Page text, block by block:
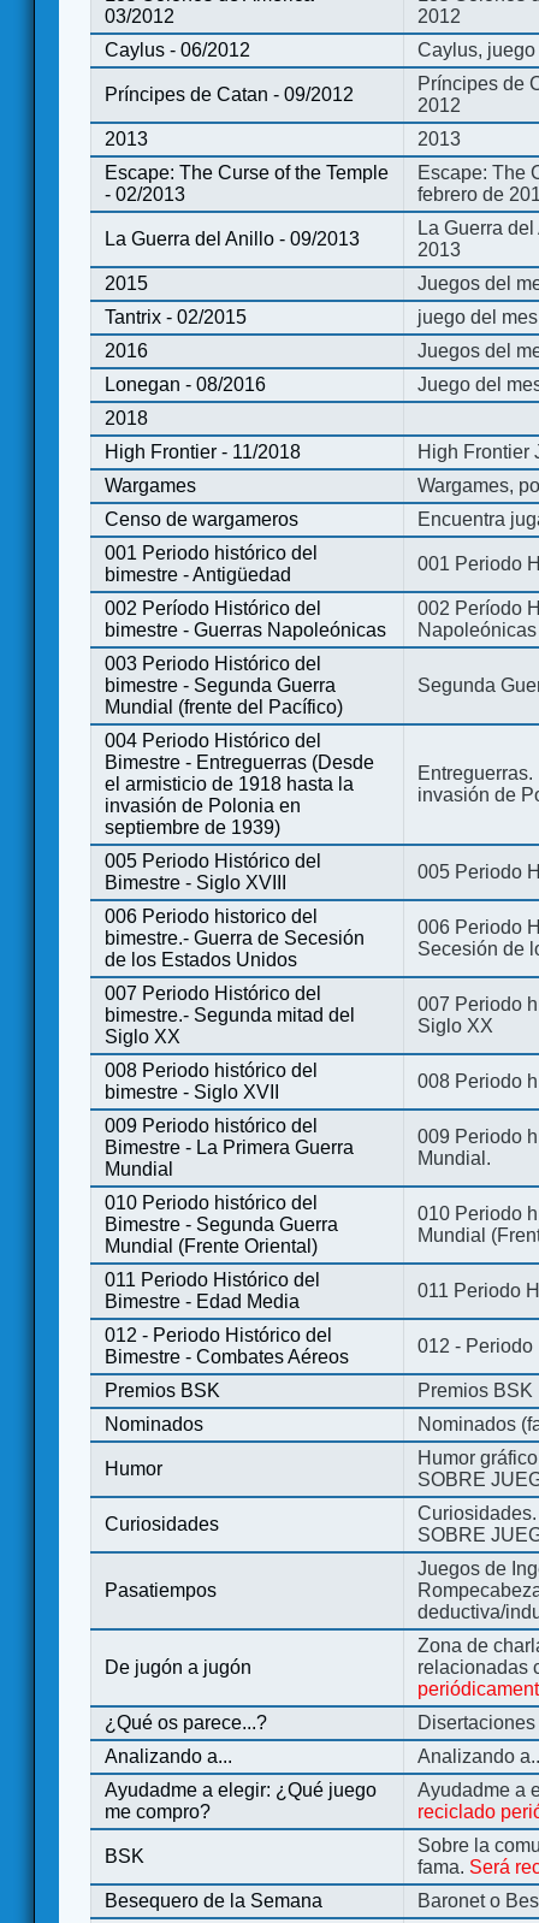
03/2012
2012
Caylus - 06/2012
Caylus,
Príncipes de Catan - 09/2012
Príncipes de
2012
2013
2013
Escape: The Curse of the Temple
- 02/2013
Escape: The
febrero de
La Guerra del Anillo - 09/2013
La Guerra
2013
2015
Juegos del
Tantrix - 02/2015
juego del
2016
Juegos del
Lonegan - 08/2016
Juego del
2018
High Frontier - 11/2018
High Frontier
Wargames
Wargames,
Censo de wargameros
Encuentra
001 Periodo histórico del
bimestre - Antigüedad
001 Periodo
002 Período Histórico del
bimestre - Guerras Napoleónicas
002 Período
Napoleónicas
003 Periodo Histórico del
bimestre - Segunda Guerra
Mundial (frente del Pacífico)
Segunda
004 Periodo Histórico del
Bimestre - Entreguerras (Desde
el armisticio de 1918 hasta la
invasión de Polonia en
septiembre de 1939)
invasión de
005 Periodo Histórico del
Bimestre - Siglo XVIII
005 Periodo
006 Periodo historico del
bimestre.- Guerra de Secesión
de los Estados Unidos
006 Periodo
Secesión de
007 Periodo Histórico del
bimestre.- Segunda mitad del
Siglo XX
007 Periodo
Siglo XX
008 Periodo histórico del
bimestre - Siglo XVII
008 Periodo
009 Periodo histórico del
Bimestre - La Primera Guerra
Mundial
009 Periodo
Mundial.
010 Periodo histórico del
Bimestre - Segunda Guerra
Mundial (Frente Oriental)
010 Periodo
Mundial
011 Periodo Histórico del
Bimestre - Edad Media
011 Periodo
012 - Periodo Histórico del
Bimestre - Combates Aéreos
012 - Periodo
Premios BSK
Premios BSK
Nominados
Nominados
Humor
Humor
SOBRE
Curiosidades
SOBRE
Pasatiempos
Juegos de
deductiva/
De jugón a jugón
Zona de
relacionadas
¿Qué os parece...?
Analizando a...
Analizando
Ayudadme a elegir: ¿Qué juego
me compro?
Ayudadme a
reciclado
BSK
Sobre la
fama. Será
Besequero de la Semana
Baronet o